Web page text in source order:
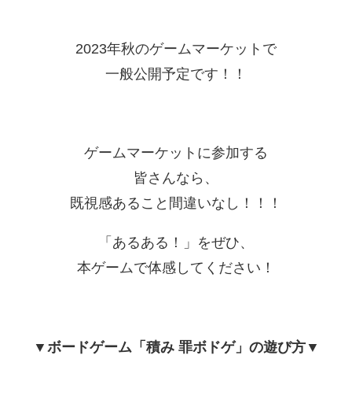
2023年秋のゲームマーケットで
一般公開予定です！！
ゲームマーケットに参加する
皆さんなら、
既視感あること間違いなし！！！
「あるある！」をぜひ、
本ゲームで体感してください！
▼ボードゲーム「積み 罪ボドゲ」の遊び方▼